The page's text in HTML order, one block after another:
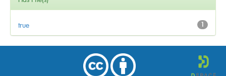
1
true